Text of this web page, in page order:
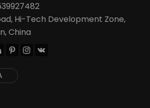
Hi-Tech Development Zone,
China
  